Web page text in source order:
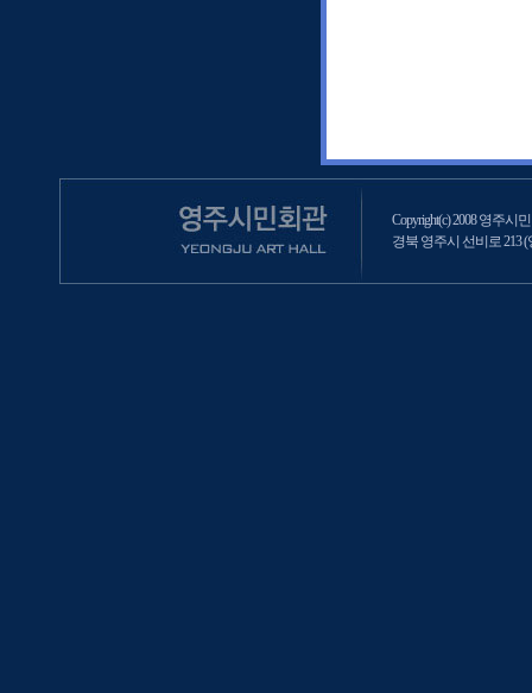
Copyright(c) 2008 영주시
경북 영주시 선비로 213 (